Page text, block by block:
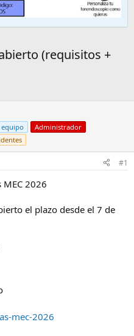
(requisitos +
Administrador
#1
MEC 2026
el plazo desde el 7 de
mec-2026